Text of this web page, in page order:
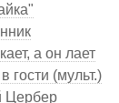
а он лает
гости (мульт.)
Цербер